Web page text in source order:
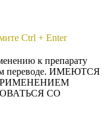
Ctrl + Enter
к препарату
переводе. ИМЕЮТСЯ
СО